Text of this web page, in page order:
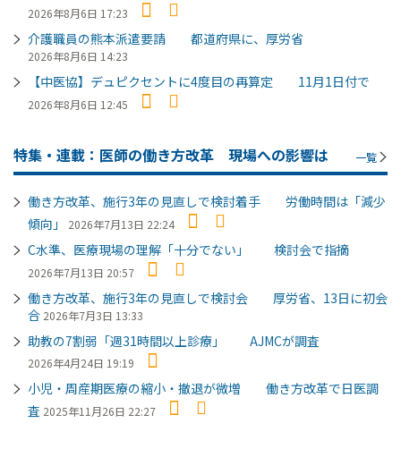
2026年8月6日 17:23
介護職員の熊本派遣要請 都道府県に、厚労省
2026年8月6日 14:23
【中医協】デュピクセントに4度目の再算定 11月1日付で
2026年8月6日 12:45
特集・連載：医師の働き方改革 現場への影響は 一覧
働き方改革、施行3年の見直しで検討着手 労働時間は「減少
傾向」
2026年7月13日 22:24
C水準、医療現場の理解「十分でない」 検討会で指摘
2026年7月13日 20:57
働き方改革、施行3年の見直しで検討会 厚労省、13日に初会
合 2026年7月3日 13:33
助教の7割弱「週31時間以上診療」 AJMCが調査
2026年4月24日 19:19
小児・周産期医療の縮小・撤退が微増 働き方改革で日医調
査 2025年11月26日 22:27